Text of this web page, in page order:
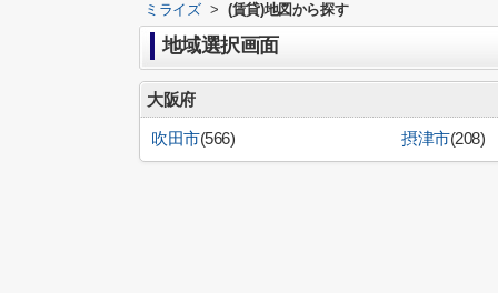
ミライズ > (賃貸)地図から探す
地域選択画面
大阪府
吹田市(566) 摂津市(208)